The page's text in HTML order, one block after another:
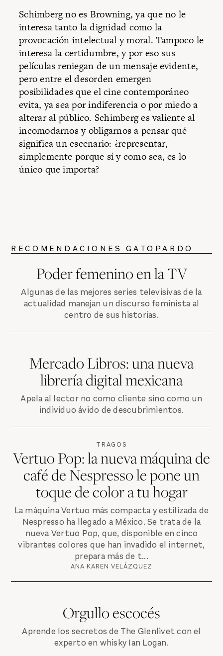
Schimberg no es Browning, ya que no le
interesa tanto la dignidad como la
provocación intelectual y moral. Tampoco le
interesa la certidumbre, y por eso sus
películas reniegan de un mensaje evidente,
pero entre el desorden emergen
posibilidades que el cine contemporáneo
evita, ya sea por indiferencia o por miedo a
alterar al público. Schimberg es valiente al
incomodarnos y obligarnos a pensar qué
significa un escenario: ¿representar,
simplemente porque sí y como sea, es lo
único que importa?
RECOMENDACIONES GATOPARDO
Poder femenino en la TV
Algunas de las mejores series televisivas de la
actualidad manejan un discurso feminista al
centro de sus historias.
Mercado Libros: una nueva
librería digital mexicana
Apela al lector no como cliente sino como un
individuo ávido de descubrimientos.
TRAGOS
Vertuo Pop: la nueva máquina de
café de Nespresso le pone un
toque de color a tu hogar
La máquina Vertuo más compacta y estilizada de
Nespresso ha llegado a México. Se trata de la
nueva Vertuo Pop, que, disponible en cinco
vibrantes colores que han invadido el internet,
prepara más de t...
ANA KAREN VELÁZQUEZ
Orgullo escocés
Aprende los secretos de The Glenlivet con el
experto en whisky Ian Logan.